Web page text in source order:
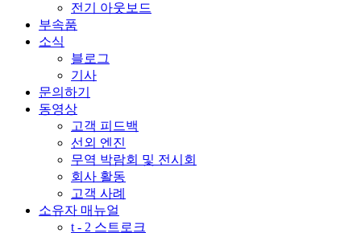
전기 아웃보드
부속품
소식
블로그
기사
문의하기
동영상
고객 피드백
선외 엔진
무역 박람회 및 전시회
회사 활동
고객 사례
소유자 매뉴얼
t - 2 스트로크